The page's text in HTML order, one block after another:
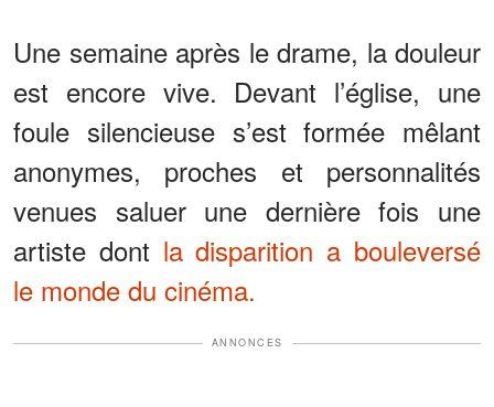
Une semaine après le drame, la douleur
est encore vive. Devant l’église, une
foule silencieuse s’est formée mêlant
anonymes, proches et personnalités
venues saluer une dernière fois une
artiste dont la disparition a bouleversé
le monde du cinéma.
ANNONCES